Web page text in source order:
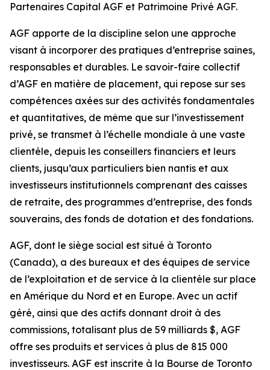
Partenaires Capital AGF et Patrimoine Privé AGF.
AGF apporte de la discipline selon une approche
visant à incorporer des pratiques d’entreprise saines,
responsables et durables. Le savoir-faire collectif
d’AGF en matière de placement, qui repose sur ses
compétences axées sur des activités fondamentales
et quantitatives, de même que sur l’investissement
privé, se transmet à l’échelle mondiale à une vaste
clientèle, depuis les conseillers financiers et leurs
clients, jusqu’aux particuliers bien nantis et aux
investisseurs institutionnels comprenant des caisses
de retraite, des programmes d’entreprise, des fonds
souverains, des fonds de dotation et des fondations.
AGF, dont le siège social est situé à Toronto
(Canada), a des bureaux et des équipes de service
de l’exploitation et de service à la clientèle sur place
en Amérique du Nord et en Europe. Avec un actif
géré, ainsi que des actifs donnant droit à des
commissions, totalisant plus de 59 milliards $, AGF
offre ses produits et services à plus de 815 000
investisseurs. AGF est inscrite à la Bourse de Toronto